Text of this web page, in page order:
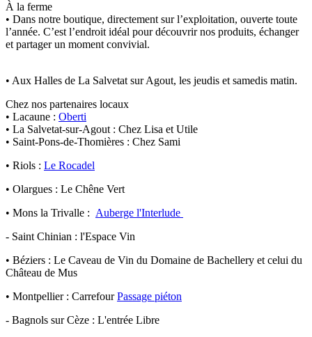
À la ferme
• Dans notre boutique, directement sur l’exploitation, ouverte toute
l’année. C’est l’endroit idéal pour découvrir nos produits, échanger
et partager un moment convivial.
• Aux Halles de La Salvetat sur Agout, les jeudis et samedis matin.
Chez nos partenaires locaux
• Lacaune : Oberti
• La Salvetat-sur-Agout : Chez Lisa et Utile
• Saint-Pons-de-Thomières : Chez Sami
• Riols : Le Rocadel
• Olargues : Le Chêne Vert
• Mons la Trivalle : Auberge l'Interlude
- Saint Chinian : l'Espace Vin
• Béziers : Le Caveau de Vin du Domaine de Bachellery et celui du
Château de Mus
• Montpellier : CarrefourPassage piéton
- Bagnols sur Cèze : L'entrée Libre